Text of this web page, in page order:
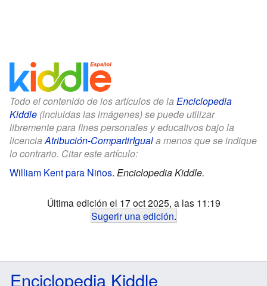
Todo el contenido de los artículos de la Enciclopedia
Kiddle (incluidas las imágenes) se puede utilizar
libremente para fines personales y educativos bajo la
licenciaAtribución-CompartirIguala menos que se indique
lo contrario. Citar este artículo:
William Kent para Niños. Enciclopedia Kiddle.
Última edición el 17 oct 2025, a las 11:19
Sugerir una edición.
Enciclopedia Kiddle